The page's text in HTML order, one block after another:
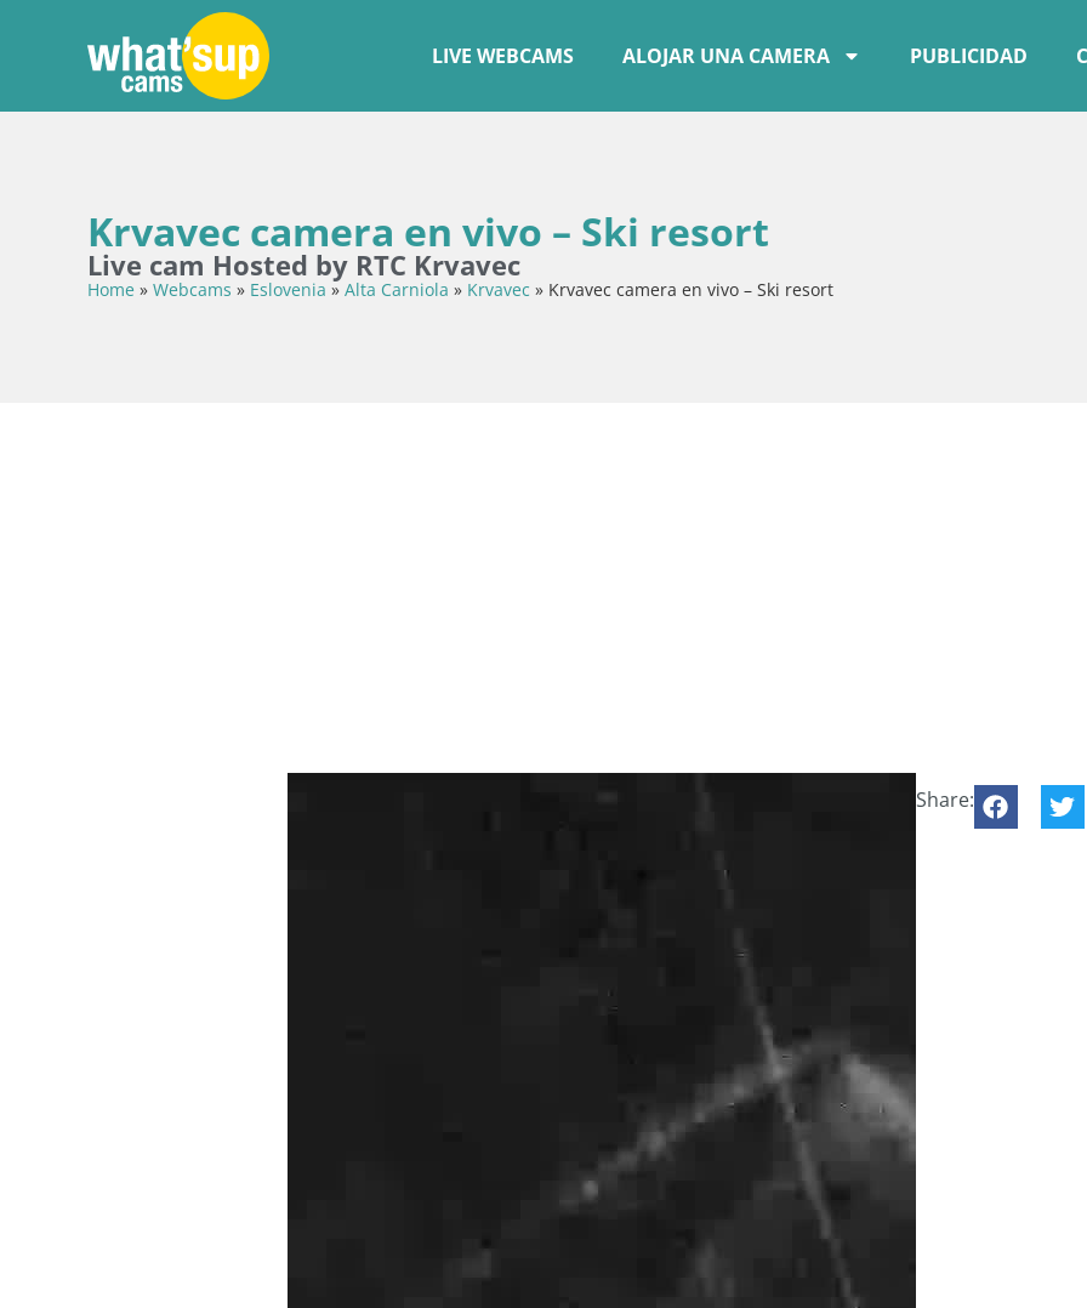
LIVE WEBCAMS ALOJAR UNA CAMERA PUBLICIDAD
Krvavec camera en vivo – Ski resort
Live cam Hosted by RTC Krvavec
Home » Webcams » Eslovenia » Alta Carniola » Krvavec » Krvavec camera en vivo – Ski resort
Share: